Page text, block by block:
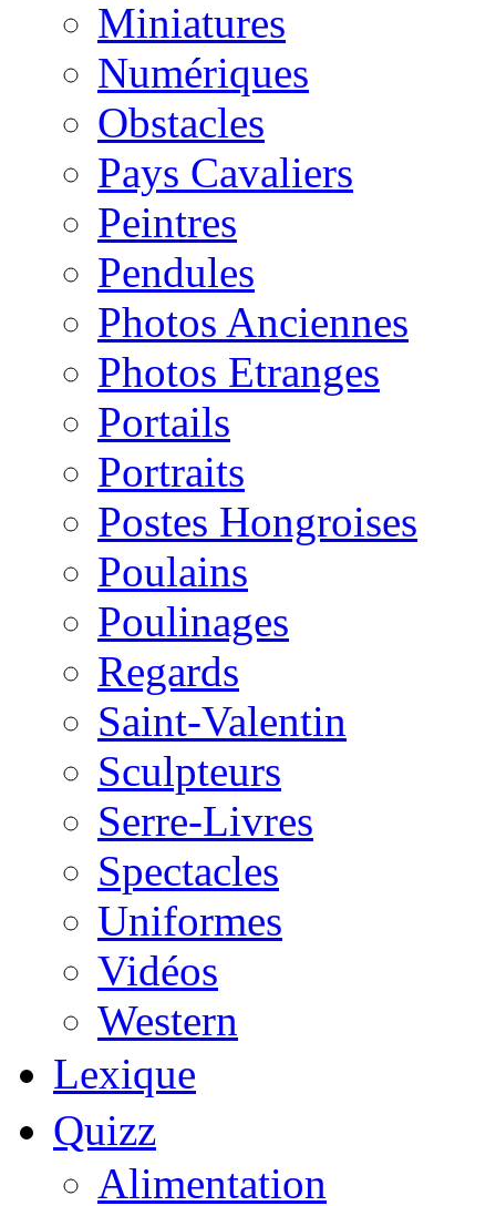
Miniatures
Numériques
Obstacles
Pays Cavaliers
Peintres
Pendules
Photos Anciennes
Photos Etranges
Portails
Portraits
Postes Hongroises
Poulains
Poulinages
Regards
Saint-Valentin
Sculpteurs
Serre-Livres
Spectacles
Uniformes
Vidéos
Western
Lexique
Quizz
Alimentation